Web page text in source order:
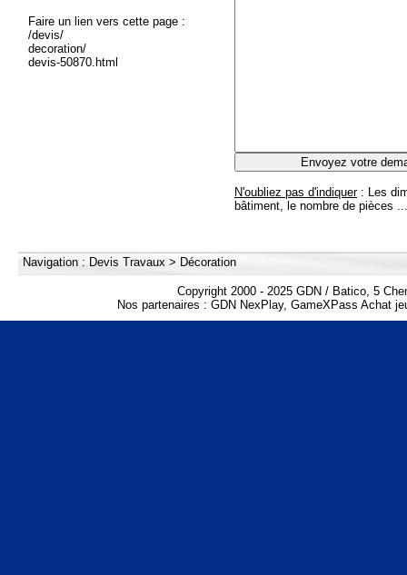
Faire un lien vers cette page :
/devis/
decoration/
devis-50870.html
N'oubliez pas d'indiquer: Les
bâtiment, le nombre de pièces ...
Navigation : Devis Travaux > Décoration
Copyright 2000 - 2025 GDN / Batico, 5
Nos partenaires : GDN NexPlay, GameXPass Achat